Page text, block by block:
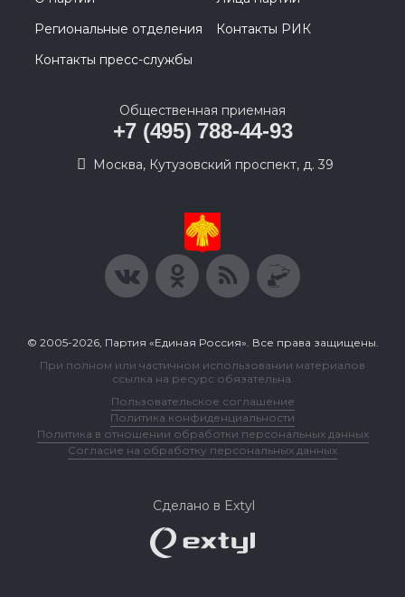
Региональные отделения
Контакты РИК
Контакты пресс-службы
Общественная приемная
+7 (495) 788-44-93
Москва, Кутузовский проспект, д. 39
© 2005-2026, Партия «Единая Россия». Все права защищены.
При полном или частичном использовании материалов
ссылка на ресурс обязательна.
Пользовательское соглашение
Политика конфиденциальности
Политика в отношении обработки персональных данных
Согласие на обработку персональных данных
Сделано в Extyl